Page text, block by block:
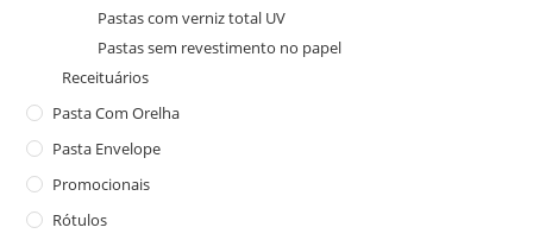
Pastas com verniz total UV
Pastas sem revestimento no papel
Receituários
Pasta Com Orelha
Pasta Envelope
Promocionais
Rótulos